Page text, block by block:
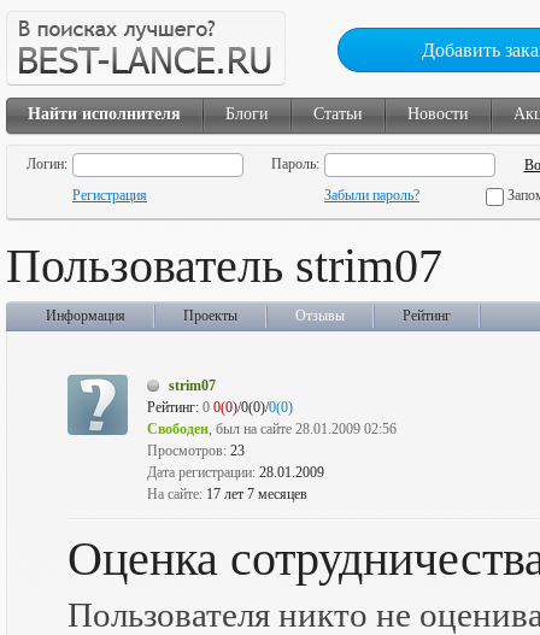
Добавить
Найти исполнителя Блоги Статьи Новости
Логин:
Пароль:
Регистрация
Забыли пароль?
Пользователь strim07
Информация Проекты Отзывы Рейтинг
strim07
Рейтинг: 0 0(0)/0(0)/0(0)
Свободен, был на сайте 28.01.2009 02:56
Просмотров: 23
Дата регистрации: 28.01.2009
На сайте: 17 лет 7 месяцев
Оценка
Пользователя никто не